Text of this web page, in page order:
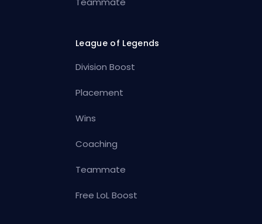
League of Legends
Division Boost
Placement
Wins
Coaching
Teammate
Free LoL Boost